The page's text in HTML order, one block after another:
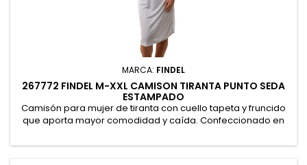
MARCA: FINDEL
267772 FINDEL M-XXL CAMISON TIRANTA PUNTO SEDA
ESTAMPADO
Camisón para mujer de tiranta con cuello tapeta y fruncido
que aporta mayor comodidad y caída. Confeccionado en
Se presenta en caja, ideal para regalo. 100% Poliéster